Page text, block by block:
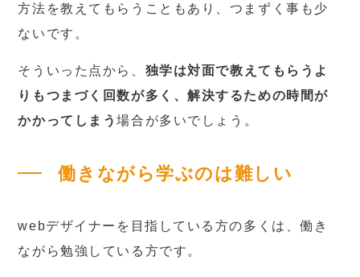
方法を教えてもらうこともあり、つまずく事も少
ないです。
そういった点から、 独学は対面で教えてもらうよ
りもつまづく回数が多く、解決するための時間が
かかってしまう場合が多いでしょう。
働きながら学ぶのは難しい
webデザイナーを目指している方の多くは、働き
ながら勉強している方です。